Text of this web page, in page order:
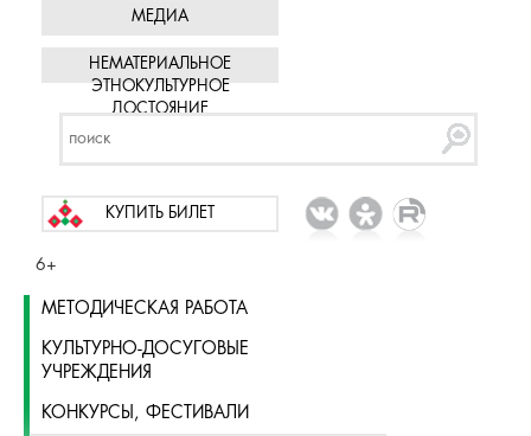
МЕДИА
НЕМАТЕРИАЛЬНОЕ
ЭТНОКУЛЬТУРНОЕ
ДОСТОЯНИЕ
КУПИТЬ БИЛЕТ
6+
МЕТОДИЧЕСКАЯ РАБОТА
КУЛЬТУРНО-ДОСУГОВЫЕ
УЧРЕЖДЕНИЯ
КОНКУРСЫ, ФЕСТИВАЛИ